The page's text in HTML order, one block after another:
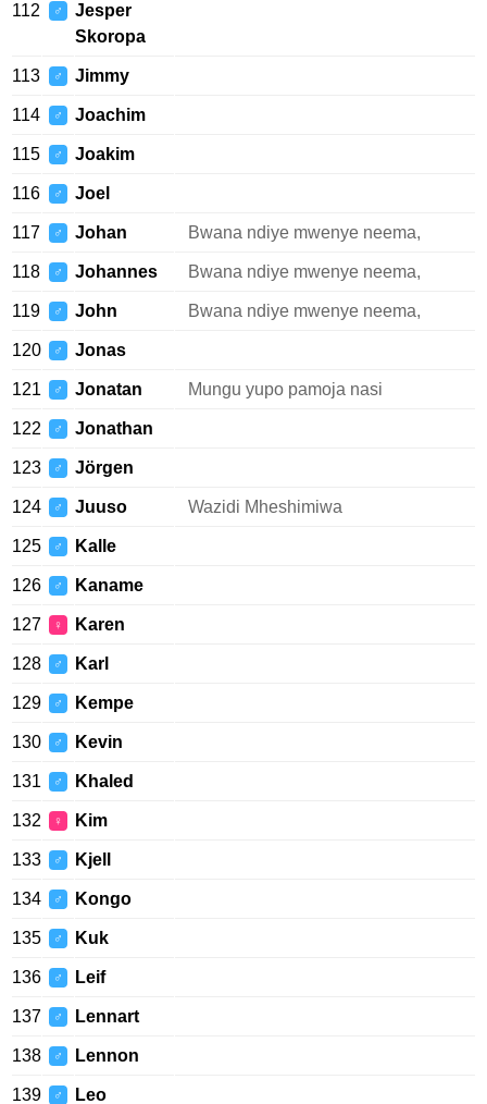
112 ♂
Jesper
Skoropa
113 ♂ Jimmy
114 ♂ Joachim
115 ♂ Joakim
116 ♂ Joel
117 ♂ Johan Bwana ndiye mwenye neema,
118 ♂ Johannes Bwana ndiye mwenye neema,
119 ♂ John Bwana ndiye mwenye neema,
120 ♂ Jonas
121 ♂ Jonatan Mungu yupo pamoja nasi
122 ♂ Jonathan
123 ♂ Jörgen
124 ♂ Juuso Wazidi Mheshimiwa
125 ♂ Kalle
126 ♂ Kaname
127 ♀ Karen
128 ♂ Karl
129 ♂ Kempe
130 ♂ Kevin
131 ♂ Khaled
132 ♀ Kim
133 ♂ Kjell
134 ♂ Kongo
135 ♂ Kuk
136 ♂ Leif
137 ♂ Lennart
138 ♂ Lennon
139 ♂ Leo